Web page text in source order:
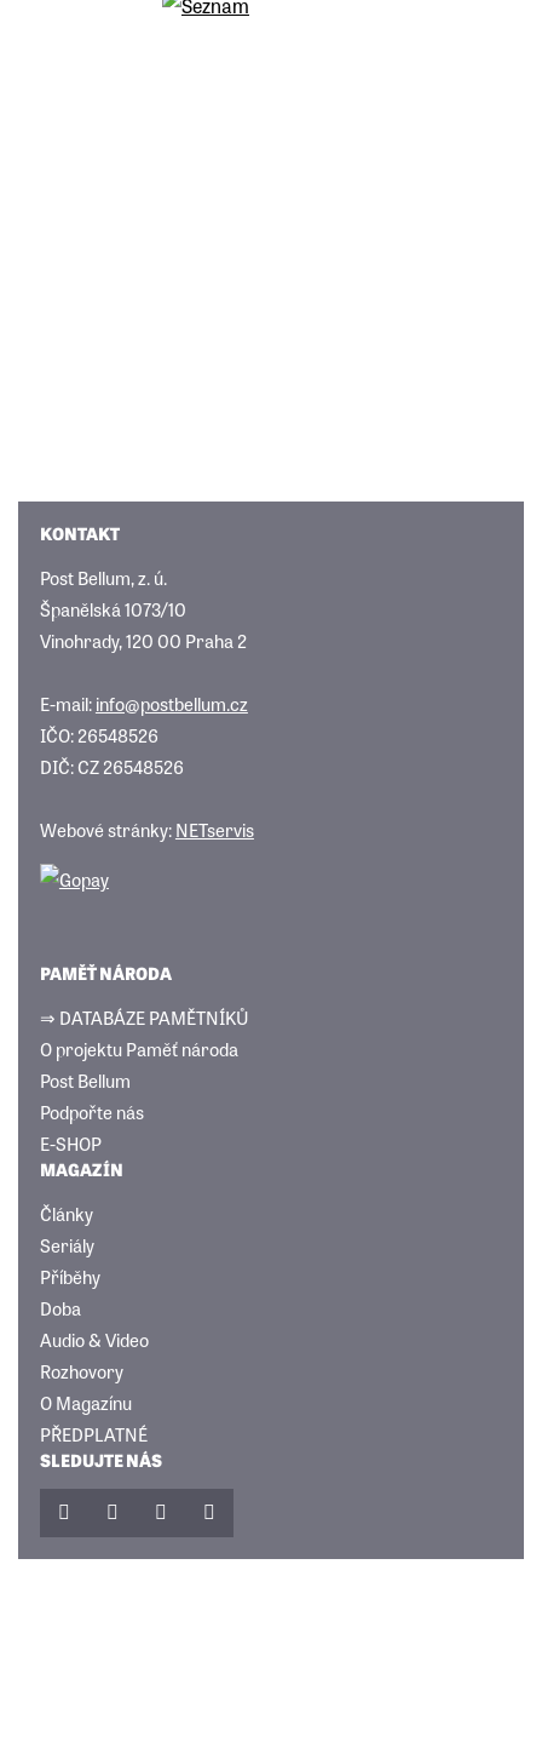
KONTAKT
Post Bellum, z. ú.
Španělská 1073/10
Vinohrady, 120 00 Praha 2
E-mail:info@postbellum.cz
IČO: 26548526
DIČ: CZ 26548526
Webové stránky:NETservis
PAMĚŤ NÁRODA
⇒ DATABÁZE PAMĚTNÍKŮ
O projektu Paměť národa
Post Bellum
Podpořte nás
E-SHOP
MAGAZÍN
Články
Seriály
Příběhy
Doba
Audio & Video
Rozhovory
O Magazínu
PŘEDPLATNÉ
SLEDUJTE NÁS